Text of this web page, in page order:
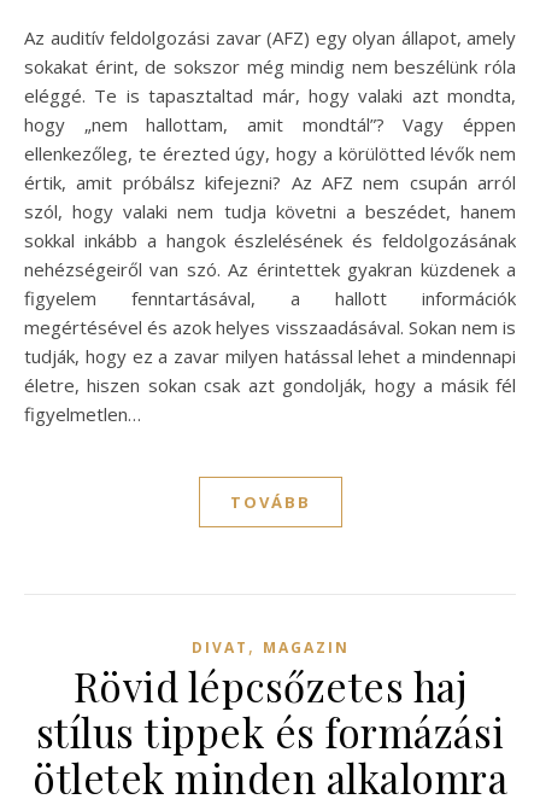
Az auditív feldolgozási zavar (AFZ) egy olyan állapot, amely
sokakat érint, de sokszor még mindig nem beszélünk róla
eléggé. Te is tapasztaltad már, hogy valaki azt mondta,
hogy „nem hallottam, amit mondtál”? Vagy éppen
ellenkezőleg, te érezted úgy, hogy a körülötted lévők nem
értik, amit próbálsz kifejezni? Az AFZ nem csupán arról
szól, hogy valaki nem tudja követni a beszédet, hanem
sokkal inkább a hangok észlelésének és feldolgozásának
nehézségeiről van szó. Az érintettek gyakran küzdenek a
figyelem fenntartásával, a hallott információk
megértésével és azok helyes visszaadásával. Sokan nem is
tudják, hogy ez a zavar milyen hatással lehet a mindennapi
életre, hiszen sokan csak azt gondolják, hogy a másik fél
figyelmetlen…
TOVÁBB
DIVAT , MAGAZIN
Rövid lépcsőzetes haj
stílus tippek és formázási
ötletek minden alkalomra